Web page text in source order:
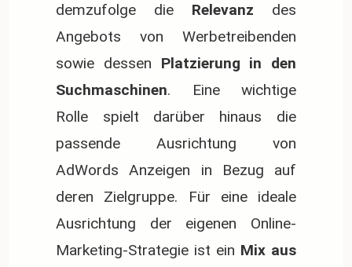
demzufolge die Relevanz des
Angebots von Werbetreibenden
sowie dessen Platzierung in den
Suchmaschinen. Eine wichtige
Rolle spielt darüber hinaus die
passende Ausrichtung von
AdWords Anzeigen in Bezug auf
deren Zielgruppe. Für eine ideale
Ausrichtung der eigenen Online-
Marketing-Strategie ist ein Mix aus